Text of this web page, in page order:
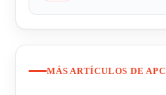
MÁS ARTÍCULOS DE APC